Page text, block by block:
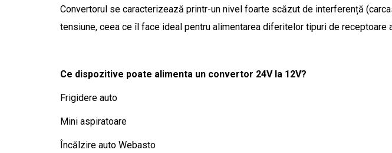
Convertorul se caracterizează printr-un nivel foarte scăzut de interferență
tensiune, ceea ce îl face ideal pentru alimentarea diferitelor tipuri de receptoare
Ce dispozitive poate alimenta un convertor 24V la 12V?
Frigidere auto
Mini aspiratoare
Încălzire auto Webasto